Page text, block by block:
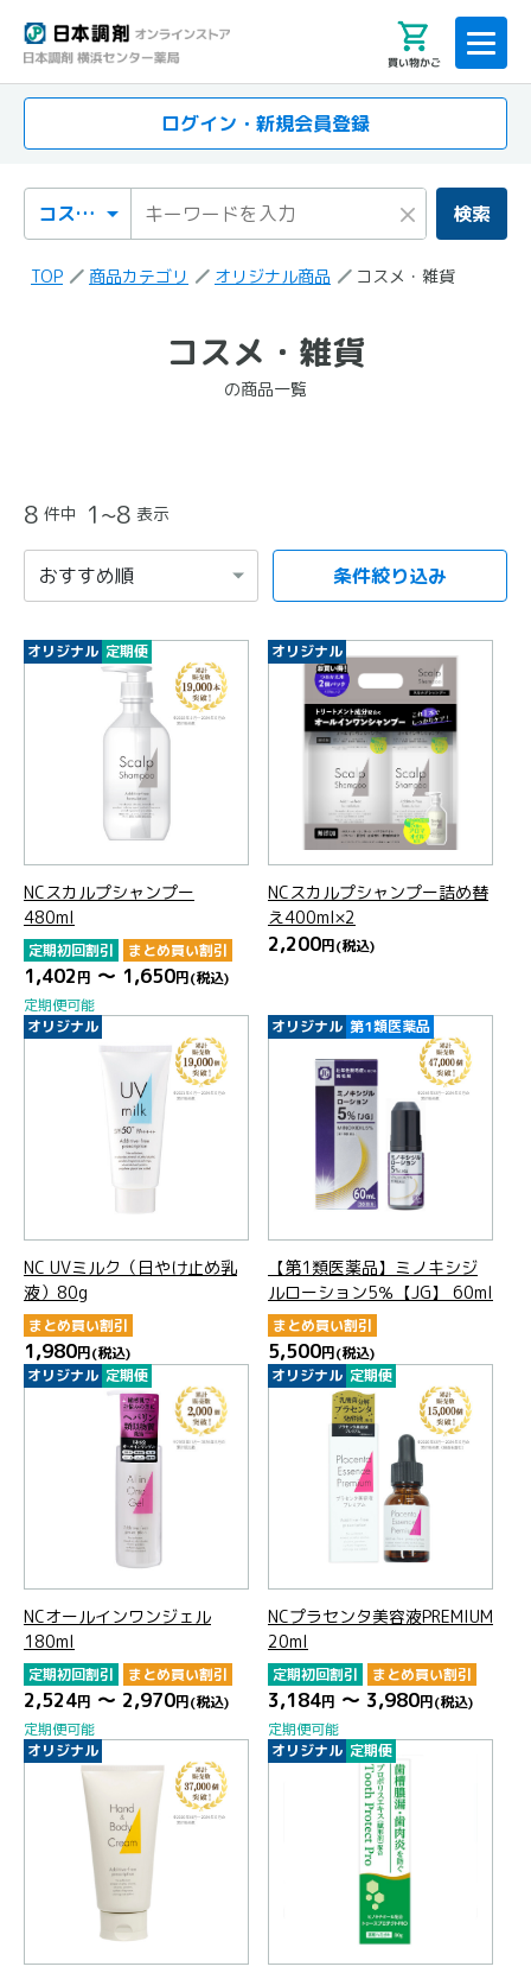
買い物かご
ログイン・新規会員登録
検索カテゴリ
検索キーワード × 検索
TOP 商品カテゴリ オリジナル商品 コスメ・雑貨
の商品一覧コスメ・雑貨
の商品一覧
8 件中 1~8 表示
項目を選択すると自動的に内容が更新されます。
条件絞り込み
オリジナル 定期便
NCスカルプシャンプー
480ml
定期初回割引 まとめ買い割引
1,402円 ～ 1,650円(税込)
定期便可能
オリジナル
NCスカルプシャンプー詰め替
え400ml×2
2,200円(税込)
オリジナル
NC UVミルク（日やけ止め乳
液）80g
まとめ買い割引
1,980円(税込)
オリジナル 第1類医薬品
【第1類医薬品】ミノキシジ
ルローション5％【JG】 60ml
まとめ買い割引
5,500円(税込)
オリジナル 定期便
NCオールインワンジェル
180ml
定期初回割引 まとめ買い割引
2,524円 ～ 2,970円(税込)
定期便可能
オリジナル 定期便
NCプラセンタ美容液PREMIUM
20ml
定期初回割引 まとめ買い割引
3,184円 ～ 3,980円(税込)
定期便可能
オリジナル オリジナル 定期便